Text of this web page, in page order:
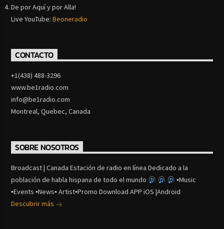
De por Aquí y por Alla!
Live YouTube:Beoneradio
CONTACTO
+1(438) 488-3296
www.be1radio.com
info@be1radio.com
Montreal, Quebec, Canada
SOBRE NOSOTROS
Broadcast | Canada Estación de radio en línea Dedicado a la
población de habla hispana de todo el mundo
▪Music
▪Events ▪News▪ Artist▪Promo Download APP iOS |Android
Descubrir más